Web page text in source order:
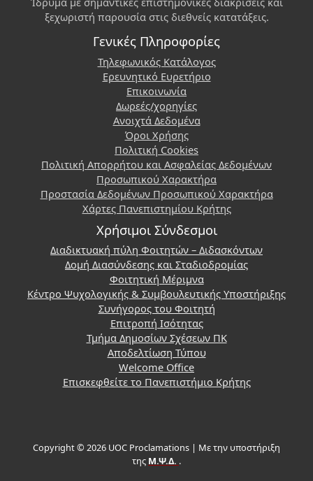
ξεχωριστή παρουσία στις διεθνείς κατατάξεις.
Γενικές Πληροφορίες
Τηλεφωνικός Κατάλογος
Ερευνητικό Ευρετήριο
Επικοινωνία
Δωρεές/χορηγίες
Ανοιχτά Δεδομένα
Όροι Χρήσης
Πολιτική Cookies
Πολιτική Απορρήτου και Ασφαλείας Δεδομένων
Προσωπικού Χαρακτήρα
Προστασία Δεδομένων Προσωπικού Χαρακτήρα
Χάρτες Πανεπιστημίου Κρήτης
Χρήσιμοι Σύνδεσμοι
Διαδικτυακή πύλη Φοιτητών – Διδασκόντων
Δομή Διασύνδεσης και Σταδιοδρομίας
Φοιτητική Μέριμνα
Κέντρο Ψυχολογικής & Συμβουλευτικής Υποστήριξης
Συνήγορος του Φοιτητή
Επιτροπή Ισότητας
Τμήμα Δημοσίων Σχέσεων ΠΚ
Αποδελτίωση Τύπου
Welcome Office
Επισκεφθείτε το Πανεπιστήμιο Κρήτης
Copyright © 2026 UOC Proclamations | Με την υποστήριξη
της Μ.Ψ.Δ. .